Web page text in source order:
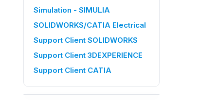
Simulation - SIMULIA
SOLIDWORKS/CATIA Electrical
Support Client SOLIDWORKS
Support Client 3DEXPERIENCE
Support Client CATIA